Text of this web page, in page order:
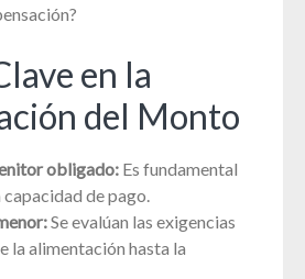
en la
del Monto
obligado: Es fundamental
de pago.
Se evalúan las exigencias
la alimentación hasta la